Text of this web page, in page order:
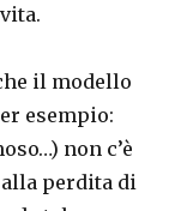
il modello
esempio:
non c’è
perdita di